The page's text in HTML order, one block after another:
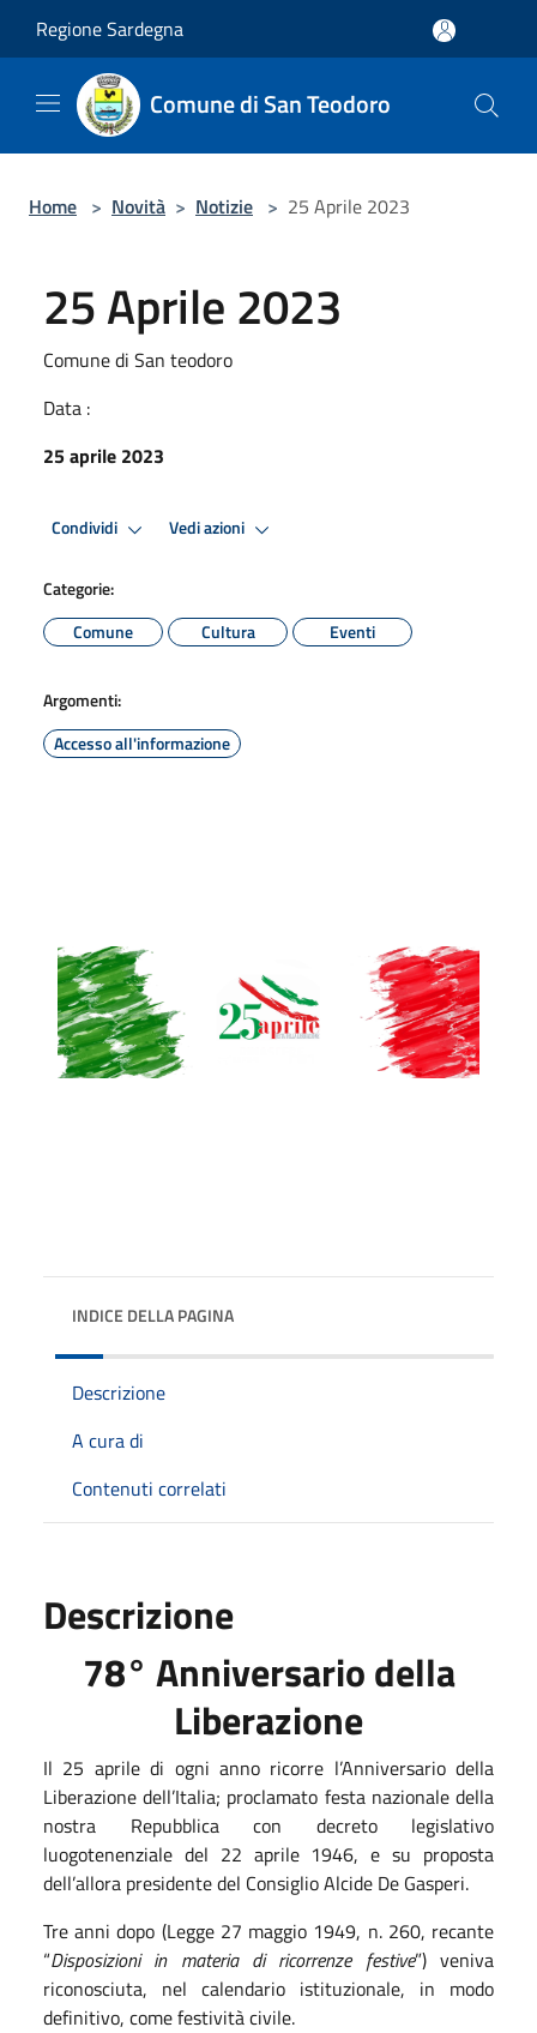
Regione Sardegna
Comune di San Teodoro
Home > Novità > Notizie > 25 Aprile 2023
25 Aprile 2023
Comune di San teodoro
Data :
25 aprile 2023
Condividi Vedi azioni
Categorie:
Comune
Cultura Eventi
Argomenti:
Accesso all'informazione
INDICE DELLA PAGINA
Descrizione
A cura di
Contenuti correlati
Descrizione
78° Anniversario della
Liberazione
Il 25 aprile di ogni anno ricorre l’Anniversario della
Liberazione dell’Italia; proclamato festa nazionale della
nostra Repubblica con decreto legislativo
luogotenenziale del 22 aprile 1946, e su proposta
dell’allora presidente del Consiglio Alcide De Gasperi.
Tre anni dopo (Legge 27 maggio 1949, n. 260, recante
“Disposizioni in materia di ricorrenze festive”) veniva
riconosciuta, nel calendario istituzionale, in modo
definitivo, come festività civile.